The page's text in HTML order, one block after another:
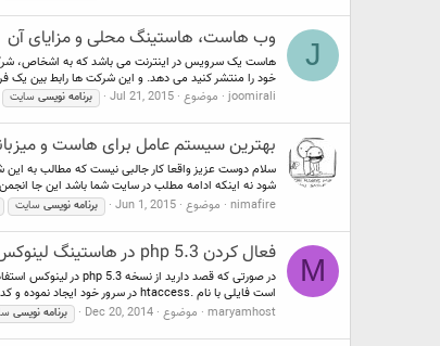
J وب هاست، هاستینگ محلی و مزایای آن
هاست یک سرویس در اینترنت می باشد که به اشخاص، شرکت
خود را منتشر کنید می دهد. و این شرکت ها رابط بین یک
joomirali موضوع Jul 21, 2015 برنامه نویسی سایت
بهترین سیستم عامل برای هاست و
شود نه اینکه ادامه مطلب در سایت شما باشد این جا
nimafire موضوع Jun 1, 2015 برنامه نویسی سایت
M فعال کردن php 5.3 در هاستینگ لینوکس
است فایلی با نام .htaccess در سرور خود ایجاد نموده و کد زیر را اضافه...
maryamhost موضوع Dec 20, 2014 برنامه نویسی